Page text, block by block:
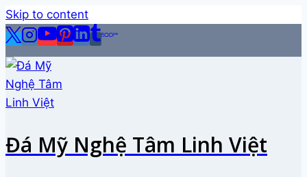
Skip to content
Đá Mỹ Nghệ Tâm Linh Việt